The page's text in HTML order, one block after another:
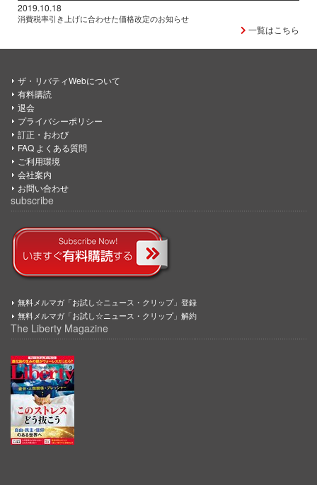
2019.10.18
消費税率引き上げに合わせた価格改定のお知らせ
一覧はこちら
ザ・リバティWebについて
有料購読
退会
プライバシーポリシー
訂正・おわび
FAQ よくある質問
ご利用環境
会社案内
お問い合わせ
subscribe
無料メルマガ「お試し☆ニュース・クリップ」登録
無料メルマガ「お試し☆ニュース・クリップ」解約
The Liberty Magazine